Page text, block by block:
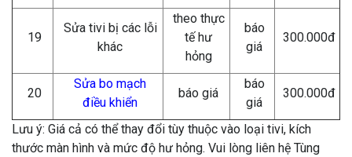
19
Sửa tivi bị các lỗi
khác
theo thực
tế hư
hỏng
báo
giá
300.000đ
20
Sửa bo mạch
điều khiển
báo giá
báo
giá
300.000đ
Lưu ý: Giá cả có thể thay đổi tùy thuộc vào loại tivi, kích
thước màn hình và mức độ hư hỏng. Vui lòng liên hệ Tùng